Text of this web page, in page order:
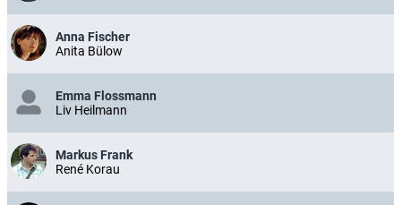
Anna Fischer
Anita Bülow
Emma Flossmann
Liv Heilmann
Markus Frank
René Korau